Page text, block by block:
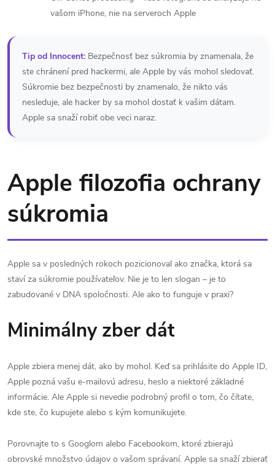
vašom iPhone, nie na serveroch Apple
Tip od Innocent: Bezpečnosť bez súkromia by znamenala, že
ste chránení pred hackermi, ale Apple by vás mohol sledovať.
Súkromie bez bezpečnosti by znamenalo, že nikto vás
nesleduje, ale hacker by sa mohol dostať k vašim dátam.
Apple sa snaží robiť obe veci naraz.
Apple filozofia ochrany
súkromia
Apple sa v posledných rokoch pozicionoval ako značka, ktorá sa
staví za súkromie používateľov. Nie je to len slogan – je to
zabudované v DNA spoločnosti. Ale ako to funguje v praxi?
Minimálny zber dát
Apple zbiera menej dát, ako by mohol. Keď sa prihlásite do Apple ID,
Apple pozná vašu e-mailovú adresu, heslo a niektoré základné
informácie. Ale Apple si nevedie podrobný profil o tom, čo čítate,
kde ste, čo kupujete alebo s kým komunikujete.
Porovnajte to s Googlom alebo Facebookom, ktoré zbierajú
obrovské množstvo údajov o vašom správaní. Apple sa snaží zbierať